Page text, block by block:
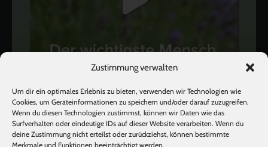
Zustimmung verwalten
Um dir ein optimales Erlebnis zu bieten, verwenden wir Technologien wie
Cookies, um Geräteinformationen zu speichern und/oder darauf zuzugreifen.
Wenn du diesen Technologien zustimmst, können wir Daten wie das
Surfverhalten oder eindeutige IDs auf dieser Website verarbeiten. Wenn du
deine Zustimmung nicht erteilst oder zurückziehst, können bestimmte
Merkmale und Funktionen beeinträchtigt werden.
Mehr laden Auf Instagram folgen